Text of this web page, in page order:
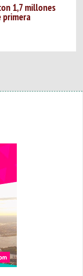
1,7 millones